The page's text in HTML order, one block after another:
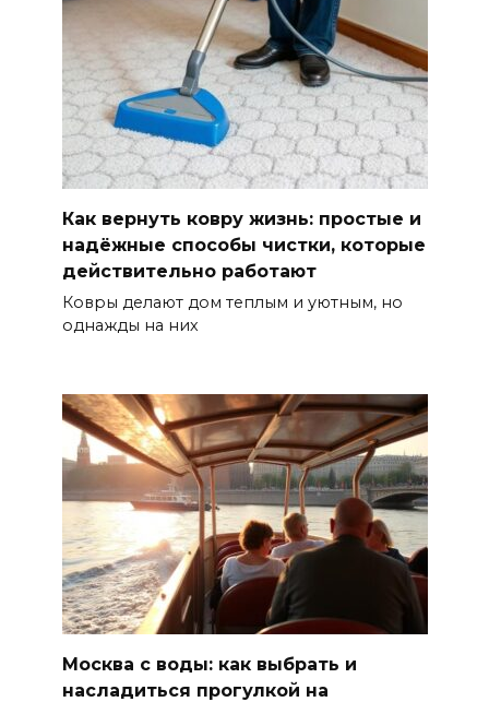
Как вернуть ковру жизнь: простые и
надёжные способы чистки, которые
действительно работают
Ковры делают дом теплым и уютным, но
однажды на них
Москва с воды: как выбрать и
насладиться прогулкой на